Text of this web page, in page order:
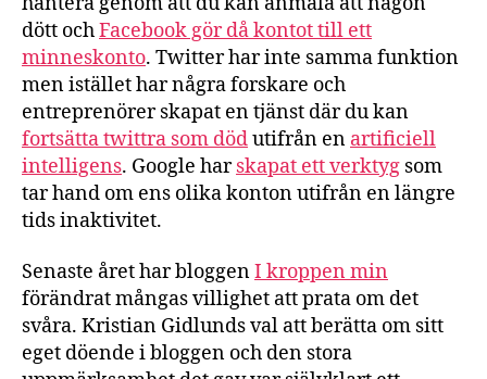
dött ochFacebook gör då kontot till ett
minneskonto. Twitter har inte samma funktion
men istället har några forskare och
entreprenörer skapat en tjänst där du kan
fortsätta twittra som dödutifrån en artificiell
intelligens. Google harskapat ett verktyg som
tar hand om ens olika konton utifrån en längre
tids inaktivitet.
Senaste året har bloggenI kroppen min
förändrat mångas villighet att prata om det
svåra. Kristian Gidlunds val att berätta om sitt
eget döende i bloggen och den stora